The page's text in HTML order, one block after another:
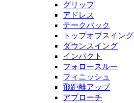
グリップ
アドレス
テークバック
トップオブスイング
ダウンスイング
インパクト
フォロースルー
フィニッシュ
飛距離アップ
アプローチ